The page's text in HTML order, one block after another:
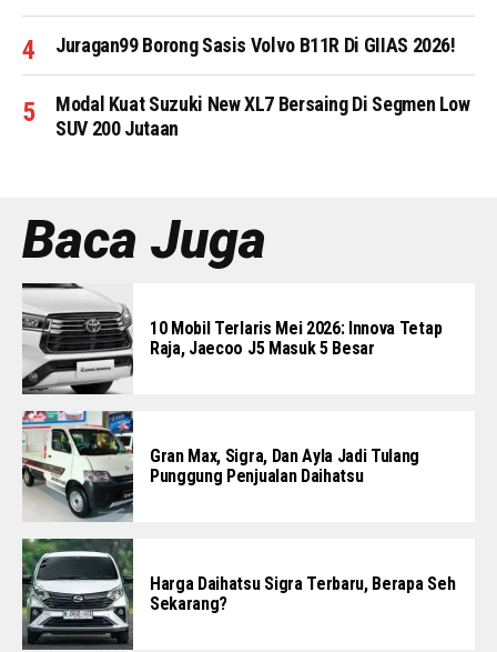
Juragan99 Borong Sasis Volvo B11R Di GIIAS 2026!
Modal Kuat Suzuki New XL7 Bersaing Di Segmen Low
SUV 200 Jutaan
Baca Juga
10 Mobil Terlaris Mei 2026: Innova Tetap
Raja, Jaecoo J5 Masuk 5 Besar
Gran Max, Sigra, Dan Ayla Jadi Tulang
Punggung Penjualan Daihatsu
Harga Daihatsu Sigra Terbaru, Berapa Seh
Sekarang?